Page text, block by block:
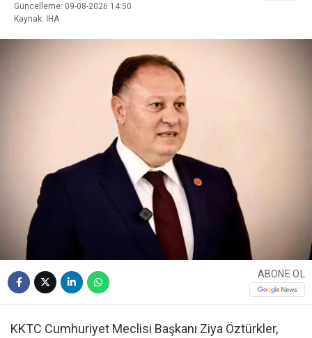
Güncelleme: 09-08-2026 14:50
Kaynak: İHA
ABONE OL
KKTC Cumhuriyet Meclisi Başkanı Ziya Öztürkler,